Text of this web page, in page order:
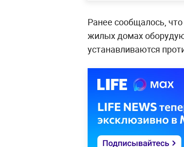
Ранее сообщалось, что
жилых домах
устанавливаются